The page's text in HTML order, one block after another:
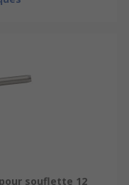
souflette 12